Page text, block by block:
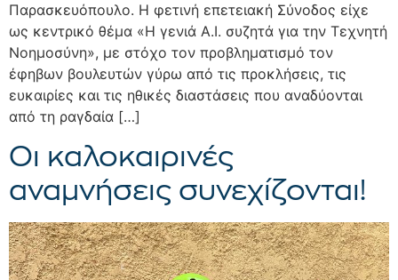
Παρασκευόπουλο. Η φετινή επετειακή Σύνοδος είχε
ως κεντρικό θέμα «Η γενιά A.I. συζητά για την Τεχνητή
Νοημοσύνη», με στόχο τον προβληματισμό τον
έφηβων βουλευτών γύρω από τις προκλήσεις, τις
ευκαιρίες και τις ηθικές διαστάσεις που αναδύονται
από τη ραγδαία […]
Οι καλοκαιρινές
αναμνήσεις συνεχίζονται!